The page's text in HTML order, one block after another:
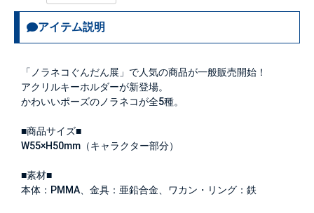
アイテム説明
「ノラネコぐんだん展」で人気の商品が一般販売開始！
アクリルキーホルダーが新登場。
かわいいポーズのノラネコが全5種。
■商品サイズ■
W55×H50mm（キャラクター部分）
■素材■
本体：PMMA、金具：亜鉛合金、ワカン・リング：鉄